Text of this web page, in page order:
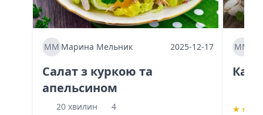
ММ Марина Мельник 2025-12-17
Салат з куркою та
апельсином
20 хвилин
4
ММ
★ ★